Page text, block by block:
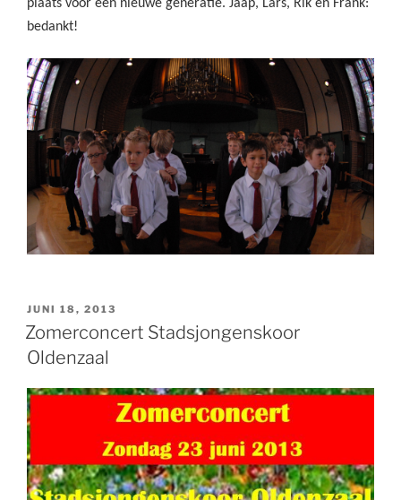
plaats voor een nieuwe generatie. Jaap, Lars, Rik en Frank:
bedankt!
GEPLAATST
OP
JUNI 18, 2013
Zomerconcert Stadsjongenskoor
Oldenzaal